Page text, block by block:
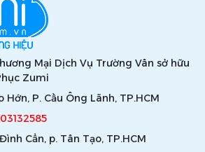
Mại Dịch Vụ Trường Vân sở hữu
Zumi
Hớn, P. Cầu Ông Lãnh, TP.HCM
Cẩn, p. Tân Tạo, TP.HCM